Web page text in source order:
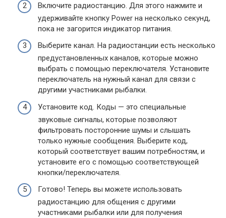
Включите радиостанцию. Для этого нажмите и
удерживайте кнопку Power на несколько секунд,
пока не загорится индикатор питания.
Выберите канал. На радиостанции есть несколько
предустановленных каналов, которые можно
выбрать с помощью переключателя. Установите
переключатель на нужный канал для связи с
другими участниками рыбалки.
Установите код. Коды — это специальные
звуковые сигналы, которые позволяют
фильтровать посторонние шумы и слышать
только нужные сообщения. Выберите код,
который соответствует вашим потребностям, и
установите его с помощью соответствующей
кнопки/переключателя.
Готово! Теперь вы можете использовать
радиостанцию для общения с другими
участниками рыбалки или для получения